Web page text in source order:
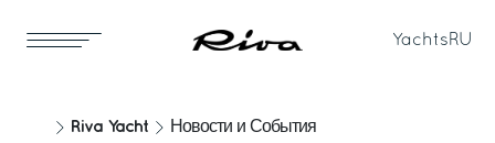
Yachts RU
Riva Yacht Новости и События